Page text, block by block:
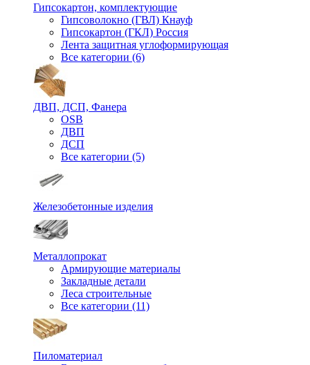
Гипсокартон, комплектующие
Гипсоволокно (ГВЛ) Кнауф
Гипсокартон (ГКЛ) Россия
Лента защитная углоформирующая
Все категории (6)
ДВП, ДСП, Фанера
OSB
ДВП
ДСП
Все категории (5)
Железобетонные изделия
Металлопрокат
Армирующие материалы
Закладные детали
Леса строительные
Все категории (11)
Пиломатериал